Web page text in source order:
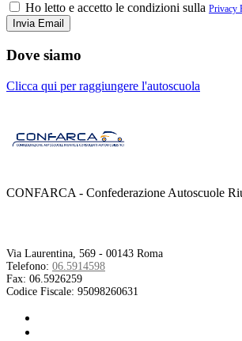
Ho letto e accetto le condizioni sulla Privacy
Dove siamo
Clicca qui per raggiungere l'autoscuola
CONFARCA - Confederazione Autoscuole
Via Laurentina, 569 - 00143 Roma
Telefono: 06.5914598
Fax: 06.5926259
Codice Fiscale: 95098260631